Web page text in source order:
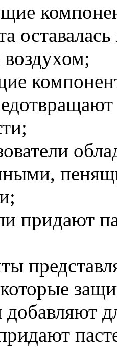
воздухом;
придают
добавляют